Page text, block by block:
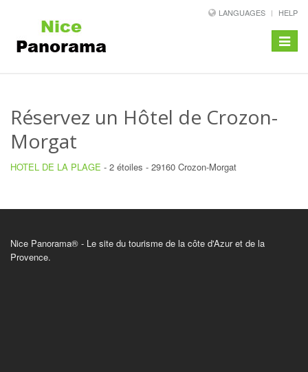
LANGUAGES HELP
Toggle
Réservez un Hôtel de Crozon-
Morgat
HOTEL DE LA PLAGE - 2 étoiles - 29160 Crozon-Morgat
Nice Panorama® - Le site du tourisme de la côte d'Azur et de la
Provence.